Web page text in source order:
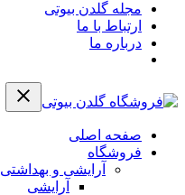
مجله گلدن بیوتی
ارتباط با ما
درباره ما
صفحه اصلی
فروشگاه
آرایشی و بهداشتی
آرایشی